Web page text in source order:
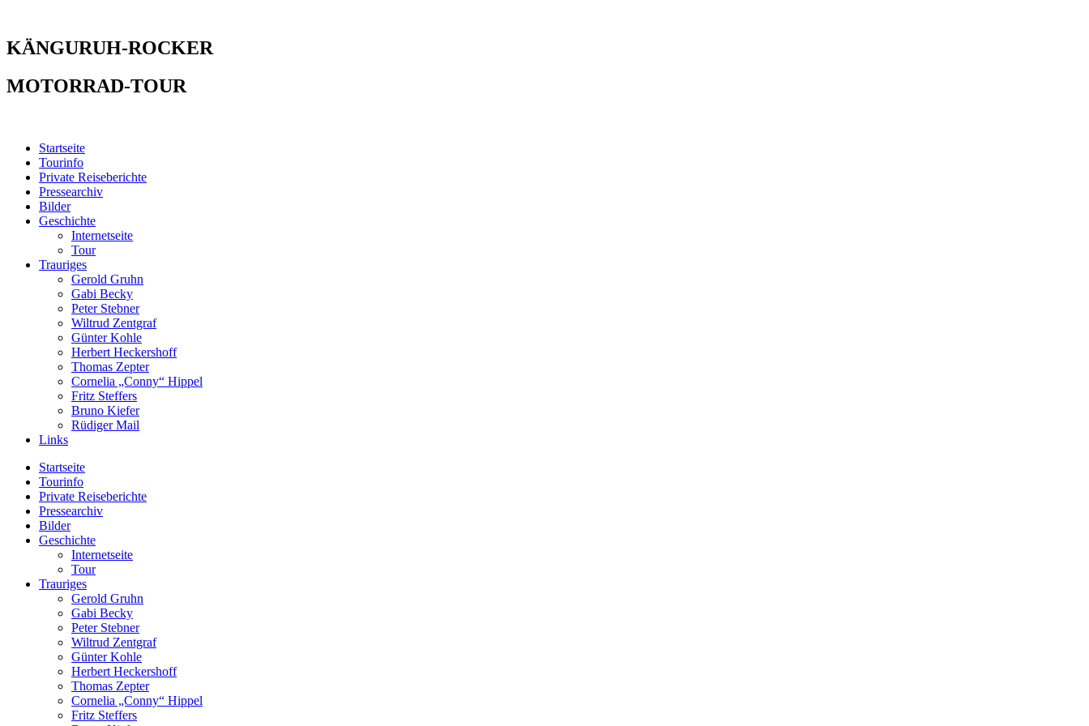
KÄNGURUH-ROCKER
MOTORRAD-TOUR
Startseite
Tourinfo
Private Reiseberichte
Pressearchiv
Bilder
Geschichte
Internetseite
Tour
Trauriges
Gerold Gruhn
Gabi Becky
Peter Stebner
Wiltrud Zentgraf
Günter Kohle
Herbert Heckershoff
Thomas Zepter
Cornelia „Conny“ Hippel
Fritz Steffers
Bruno Kiefer
Rüdiger Mail
Links
Startseite
Tourinfo
Private Reiseberichte
Pressearchiv
Bilder
Geschichte
Internetseite
Tour
Trauriges
Gerold Gruhn
Gabi Becky
Peter Stebner
Wiltrud Zentgraf
Günter Kohle
Herbert Heckershoff
Thomas Zepter
Cornelia „Conny“ Hippel
Fritz Steffers